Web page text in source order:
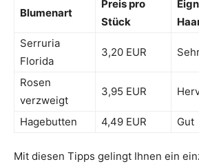
Blumenart
Preis pro
Stück
Serruria
Florida
3,20 EUR
Rosen
verzweigt
3,95 EUR
Hagebutten 4,49 EUR Gut
Mit diesen Tipps gelingt Ihnen ein